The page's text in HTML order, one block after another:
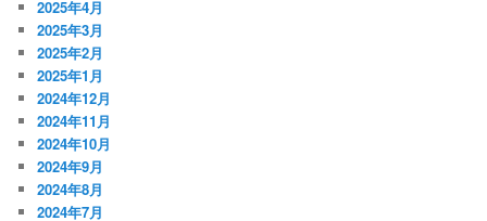
2025年4月
2025年3月
2025年2月
2025年1月
2024年12月
2024年11月
2024年10月
2024年9月
2024年8月
2024年7月